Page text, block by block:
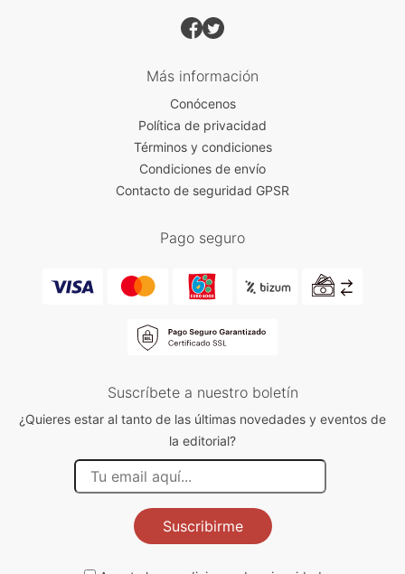
Más información
Conócenos
Política de privacidad
Términos y condiciones
Condiciones de envío
Contacto de seguridad GPSR
Pago seguro
Suscríbete a nuestro boletín
¿Quieres estar al tanto de las últimas novedades y eventos de
la editorial?
Suscribirme